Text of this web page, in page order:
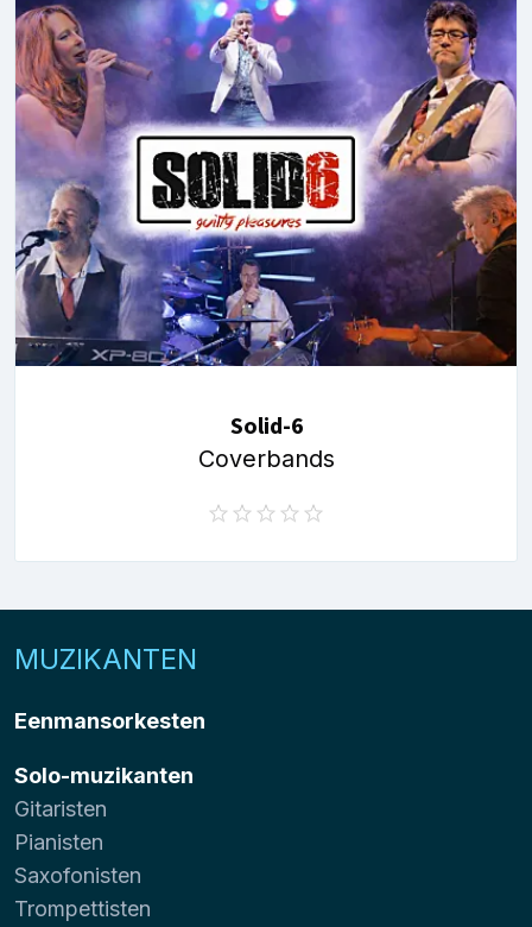
Solid-6
Coverbands
MUZIKANTEN
Eenmansorkesten
Solo-muzikanten
Gitaristen
Pianisten
Saxofonisten
Trompettisten